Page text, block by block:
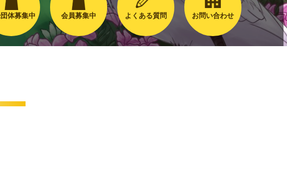
体募集中 会員募集中 よくある質問 お問い合わせ